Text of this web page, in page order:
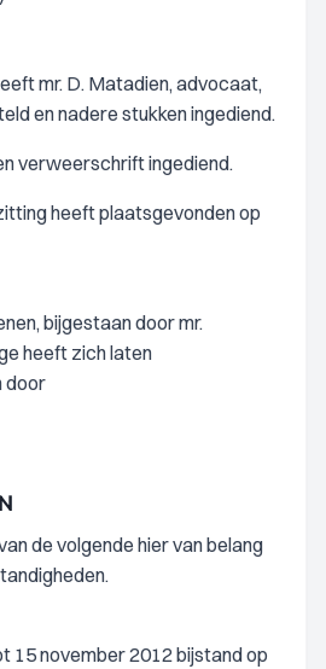
mr. D. Matadien, advocaat,
en nadere stukken ingediend.
verweerschrift ingediend.
heeft plaatsgevonden op
bijgestaan door mr.
heeft zich laten
door
de volgende hier van belang
15 november 2012 bijstand op